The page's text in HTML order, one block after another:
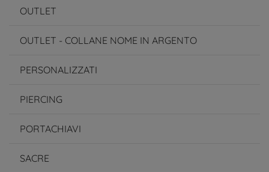
OUTLET
OUTLET - COLLANE NOME IN ARGENTO
PERSONALIZZATI
PIERCING
PORTACHIAVI
SACRE